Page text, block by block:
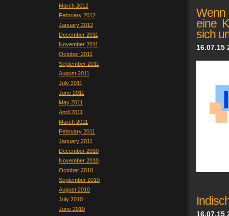
March 2012
February 2012
January 2012
December 2011
November 2011
October 2011
September 2011
August 2011
July 2011
June 2011
May 2011
April 2011
March 2011
February 2011
January 2011
December 2010
November 2010
October 2010
September 2010
August 2010
July 2010
June 2010
Wenn
eine
sich
16.07.15
16.07.15